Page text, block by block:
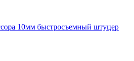
10мм быстросъемный штуцер